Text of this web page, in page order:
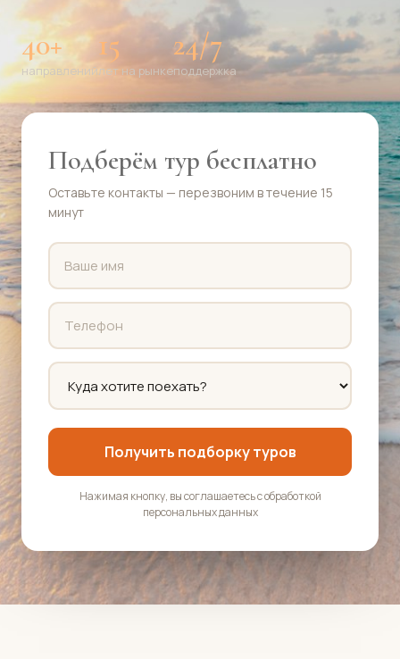
40+
направлений
15
лет на рынке
24/7
поддержка
Подберём тур бесплатно
Оставьте контакты — перезвоним в течение 15
минут
Получить подборку туров
Нажимая кнопку, вы соглашаетесь с обработкой
персональных данных